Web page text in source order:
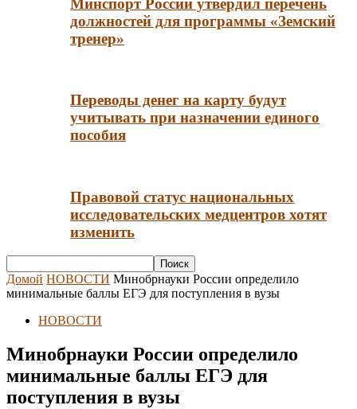
Минспорт России утвердил перечень
должностей для программы «Земский
тренер»
Переводы денег на карту будут
учитывать при назначении единого
пособия
Правовой статус национальных
исследовательских медцентров хотят
изменить
Домой НОВОСТИ Минобрнауки России определило
минимальные баллы ЕГЭ для поступления в вузы
НОВОСТИ
Минобрнауки России определило
минимальные баллы ЕГЭ для
поступления в вузы